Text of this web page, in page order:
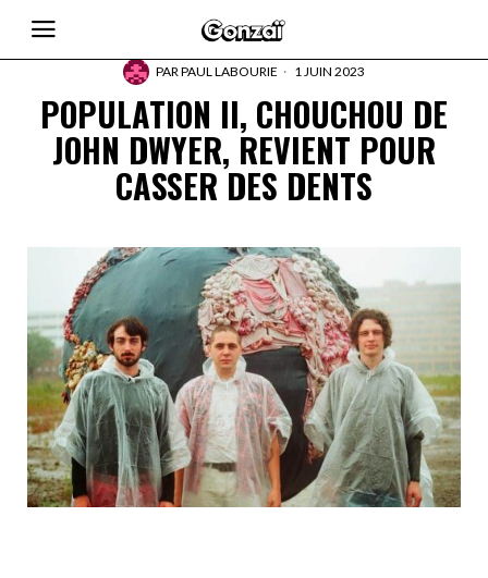
PARPAUL LABOURIE 1 JUIN 2023
POPULATION II, CHOUCHOU DE
JOHN DWYER, REVIENT POUR
CASSER DES DENTS